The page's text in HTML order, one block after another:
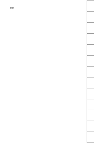
**